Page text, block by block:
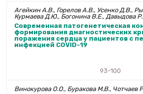
Агейкин А.В., Горелов А.В., Усенко Д.В.,
Курмаева Д.Ю., Богонина В.Е., Давыдова
Современная патогенетическая
формирования диагностических
поражения сердца у пациентов с
инфекцией COVID-19
93-100
Винокурова О.О., Буракова М.В., Чотчаев